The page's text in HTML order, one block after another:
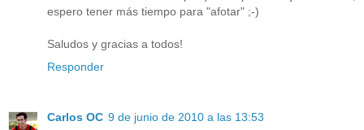
espero tener más tiempo para "afotar" ;-)
Saludos y gracias a todos!
Responder
Carlos OC 9 de junio de 2010 a las 13:53